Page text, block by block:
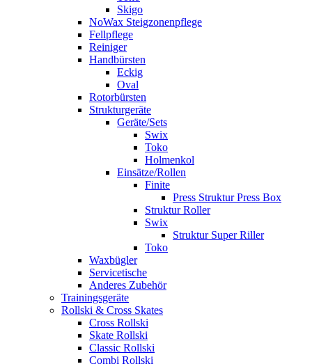
Skigo
NoWax Steigzonenpflege
Fellpflege
Reiniger
Handbürsten
Eckig
Oval
Rotorbürsten
Strukturgeräte
Geräte/Sets
Swix
Toko
Holmenkol
Einsätze/Rollen
Finite
Press Struktur Press Box
Struktur Roller
Swix
Struktur Super Riller
Toko
Waxbügler
Servicetische
Anderes Zubehör
Trainingsgeräte
Rollski & Cross Skates
Cross Rollski
Skate Rollski
Classic Rollski
Combi Rollski